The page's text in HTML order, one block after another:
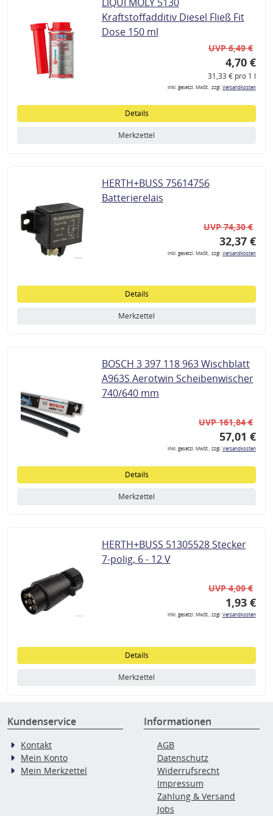
Kraftstoffadditiv Diesel Fließ Fit
Dose 150 ml
UVP 6,49 €
4,70 €
31,33 € pro 1 l
inkl. gesetzl. MwSt., zzgl.Versandkosten
Details
Merkzettel
HERTH+BUSS 75614756
Batterierelais
UVP 74,30 €
32,37 €
inkl. gesetzl. MwSt., zzgl.Versandkosten
Details
Merkzettel
BOSCH 3 397 118 963 Wischblatt
A963S Aerotwin Scheibenwischer
740/640 mm
UVP 161,84 €
57,01 €
inkl. gesetzl. MwSt., zzgl.Versandkosten
Details
Merkzettel
HERTH+BUSS 51305528 Stecker
7-polig, 6 - 12 V
UVP 4,09 €
1,93 €
inkl. gesetzl. MwSt., zzgl.Versandkosten
Details
Merkzettel
Kundenservice
Kontakt
Mein Konto
Mein Merkzettel
Informationen
AGB
Datenschutz
Widerrufsrecht
Impressum
Zahlung & Versand
Jobs